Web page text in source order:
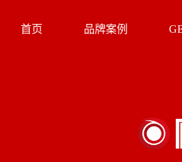
首页 品牌案例